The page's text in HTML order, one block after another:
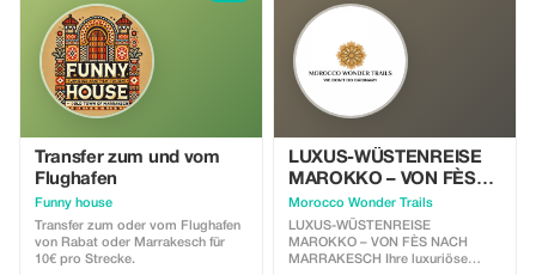
Transfer zum und vom
Flughafen
Funny house
Transfer zum oder vom Flughafen
von Rabat oder Marrakesch für
10€ pro Strecke.
LUXUS-WÜSTENREISE
MAROKKO – VON FÈS
NACH MARRAKESCH
Morocco Wonder Trails
LUXUS-WÜSTENREISE
MAROKKO – VON FÈS NACH
MARRAKESCH Ihre luxuriöse